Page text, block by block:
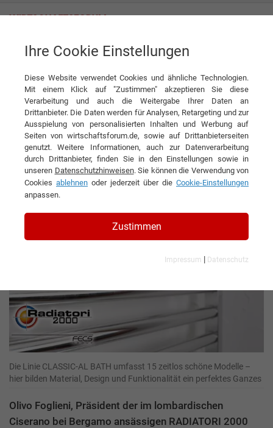
RADIATORI 2000 SpA
Interview RADIATORI 2000 SpA
DIESEN ARTIKEL EMPFEHLEN
Aus alt und kalt schön warm
gemacht
Interview
Die Linie CLASSIC-AL BATH umfasst 15 zeitlos schöne Modelle –
hier bilden Material, Design und Funktionalität ein perfektes Ganzes
Olivo Foglieni, Präsident der im lombardischen
Ciserano bei Bergamo ansässigen RADIATORI 2000
Ihre Cookie Einstellungen
Diese Website verwendet Cookies und ähnliche Technologien.
Mit einem Klick auf "Zustimmen" akzeptieren Sie diese
Verarbeitung und auch die Weitergabe Ihrer Daten an
Drittanbieter. Die Daten werden für Analysen, Retargeting und zur
Ausspielung von personalisierten Inhalten und Werbung auf
Seiten von wirtschaftsforum.de, sowie auf Drittanbieterseiten
genutzt. Weitere Informationen, auch zur Datenverarbeitung
durch Drittanbieter, finden Sie in den Einstellungen sowie in
unseren Datenschutzhinweisen. Sie können die Verwendung von
Cookies ablehnen oder jederzeit über die Cookie-Einstellungen
anpassen.
Zustimmen
Impressum | Datenschutz